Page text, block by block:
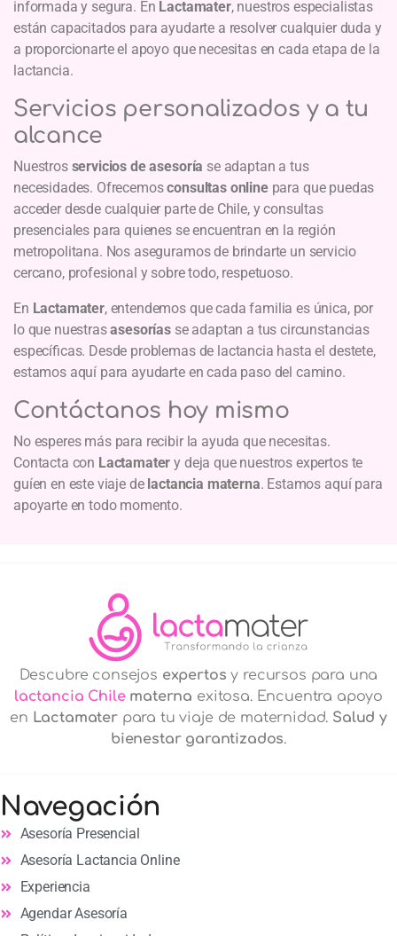
informada y segura. En Lactamater, nuestros especialistas
están capacitados para ayudarte a resolver cualquier duda y
a proporcionarte el apoyo que necesitas en cada etapa de la
lactancia.
Servicios personalizados y a tu
alcance
Nuestros servicios de asesoría se adaptan a tus
necesidades. Ofrecemosconsultas onlinepara que puedas
acceder desde cualquier parte de Chile, y consultas
presenciales para quienes se encuentran en la región
metropolitana. Nos aseguramos de brindarte un servicio
cercano, profesional y sobre todo, respetuoso.
En Lactamater, entendemos que cada familia es única, por
lo que nuestrasasesorías se adaptan a tus circunstancias
específicas. Desde problemas de lactancia hasta el destete,
estamos aquí para ayudarte en cada paso del camino.
Contáctanos hoy mismo
No esperes más para recibir la ayuda que necesitas.
Contacta con Lactamater y deja que nuestros expertos te
guíen en este viaje de lactancia materna. Estamos aquí para
apoyarte en todo momento.
Descubre consejos expertos y recursos para una
lactancia Chilematerna exitosa. Encuentra apoyo
en Lactamaterpara tu viaje de maternidad. Salud y
bienestar garantizados.
Navegación
Asesoría Presencial
Asesoría Lactancia Online
Experiencia
Agendar Asesoría